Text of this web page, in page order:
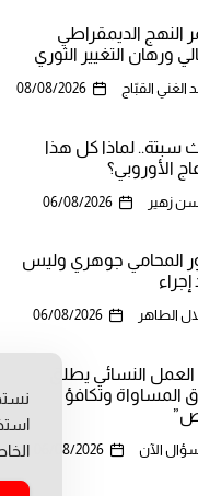
النهج الديمقراطي
ورهان التغيير الثوري
الغني القبّاج 08/08/2026
سبتة.. لماذا كل هذا
الأوروبي؟
زهير 06/08/2026
المحامي جوهري وليس
الطاهر 06/08/2026
العمل النسائي يطلق
المساواة وتكافؤ
الآن 06/08/2026